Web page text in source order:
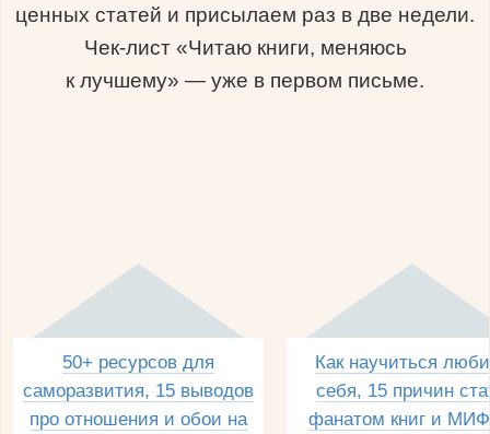
ценных статей и присылаем раз в две недели.
Чек-лист «Читаю книги, меняюсь
к лучшему» — уже в первом письме.
50+ ресурсов для
саморазвития, 15 выводов
про отношения и обои на
Как научиться
себя, 15 причин
фанатом книг и